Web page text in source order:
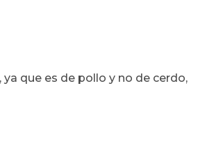
que es de pollo y no de cerdo,